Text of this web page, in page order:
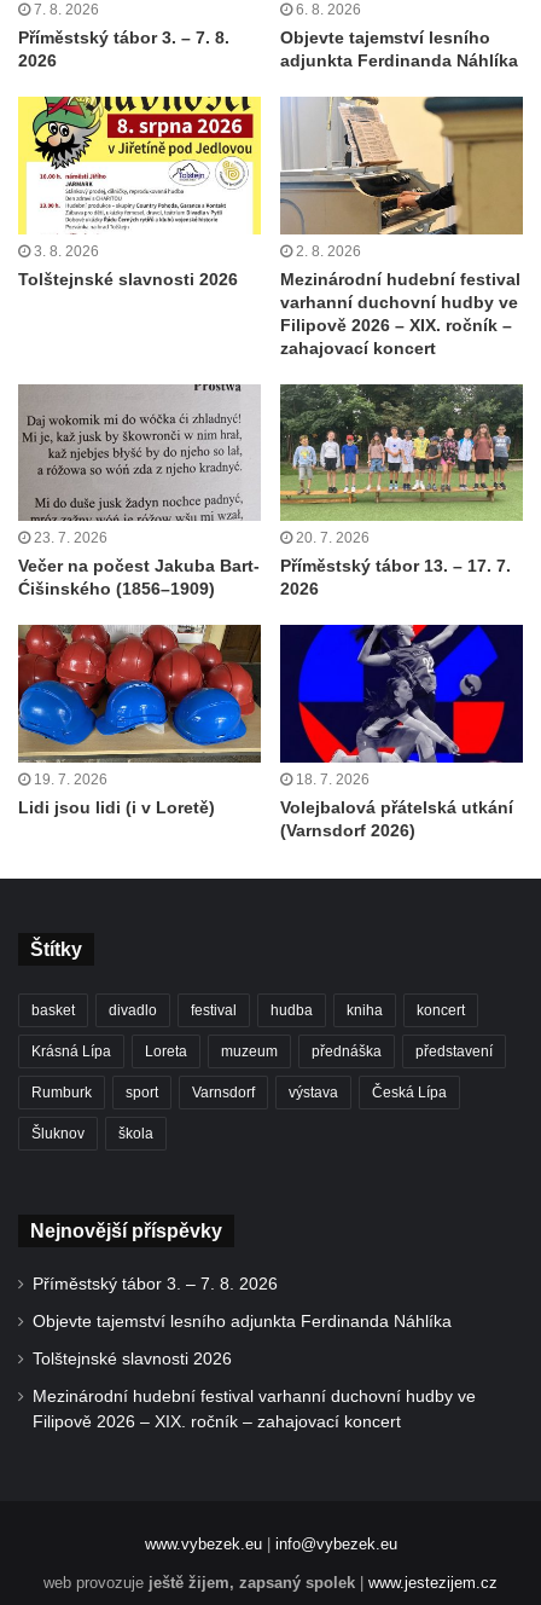
7. 8. 2026
Příměstský tábor 3. – 7. 8.
2026
6. 8. 2026
Objevte tajemství lesního
adjunkta Ferdinanda Náhlíka
3. 8. 2026
Tolštejnské slavnosti 2026
2. 8. 2026
Mezinárodní hudební festival
varhanní duchovní hudby ve
Filipově 2026 – XIX. ročník –
zahajovací koncert
23. 7. 2026
Večer na počest Jakuba Bart-
Ćišinského (1856–1909)
20. 7. 2026
Příměstský tábor 13. – 17. 7.
2026
19. 7. 2026
Lidi jsou lidi (i v Loretě)
18. 7. 2026
Volejbalová přátelská utkání
(Varnsdorf 2026)
Štítky
basket divadlo festival hudba kniha koncert
Krásná Lípa Loreta muzeum přednáška představení
Rumburk sport Varnsdorf výstava Česká Lípa
Šluknov škola
Nejnovější příspěvky
Příměstský tábor 3. – 7. 8. 2026
Objevte tajemství lesního adjunkta Ferdinanda Náhlíka
Tolštejnské slavnosti 2026
Mezinárodní hudební festival varhanní duchovní hudby ve
Filipově 2026 – XIX. ročník – zahajovací koncert
www.vybezek.eu| info@vybezek.eu
web provozuje ještě žijem, zapsaný spolek | www.jestezijem.cz